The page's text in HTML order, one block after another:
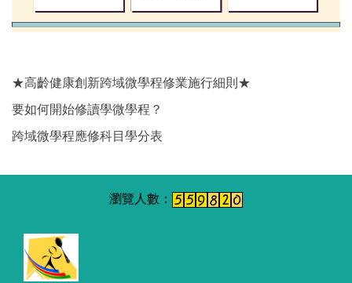
★高齡健康創新跨域微學程修業施行細則★
要如何開始修讀學微學程？
跨域微學程應修科目學分表